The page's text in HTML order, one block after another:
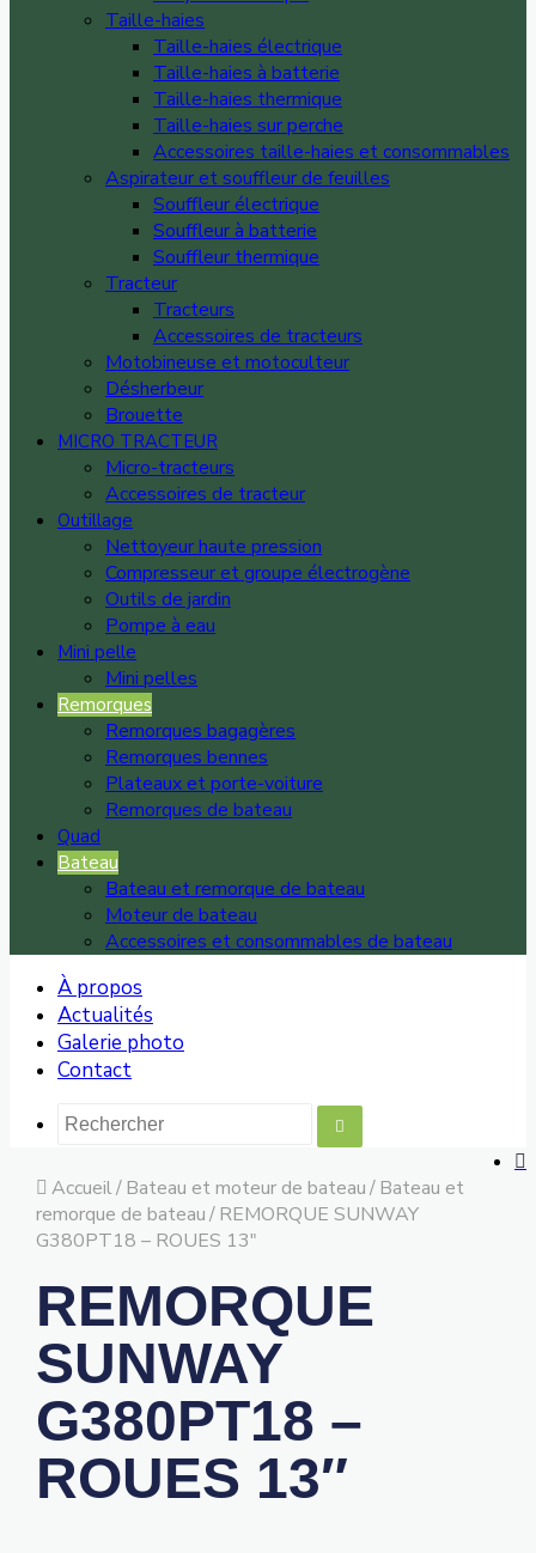
Taille-haies
Taille-haies électrique
Taille-haies à batterie
Taille-haies thermique
Taille-haies sur perche
Accessoires taille-haies et consommables
Aspirateur et souffleur de feuilles
Souffleur électrique
Souffleur à batterie
Souffleur thermique
Tracteur
Tracteurs
Accessoires de tracteurs
Motobineuse et motoculteur
Désherbeur
Brouette
MICRO TRACTEUR
Micro-tracteurs
Accessoires de tracteur
Outillage
Nettoyeur haute pression
Compresseur et groupe électrogène
Outils de jardin
Pompe à eau
Mini pelle
Mini pelles
Remorques
Remorques bagagères
Remorques bennes
Plateaux et porte-voiture
Remorques de bateau
Quad
Bateau
Bateau et remorque de bateau
Moteur de bateau
Accessoires et consommables de bateau
À propos
Actualités
Galerie photo
Contact
Accueil/ Bateau et moteur de bateau/ Bateau et
remorque de bateau/ REMORQUE SUNWAY
G380PT18 – ROUES 13″
REMORQUE
SUNWAY
G380PT18 –
ROUES 13″